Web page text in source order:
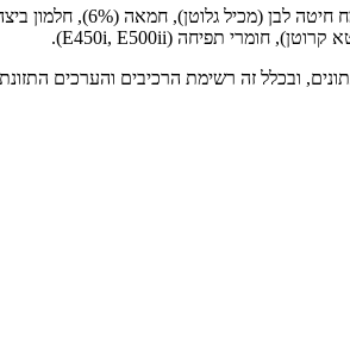
ובכלל זה רשימת הרכיבים והערכים